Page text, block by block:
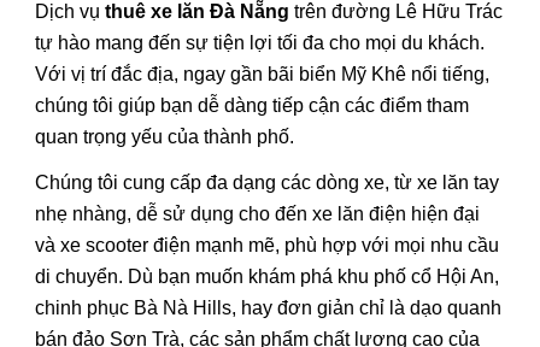
Dịch vụthuê xe lăn Đà Nẵng trên đường Lê Hữu Trác
tự hào mang đến sự tiện lợi tối đa cho mọi du khách.
Với vị trí đắc địa, ngay gần bãi biển Mỹ Khê nổi tiếng,
chúng tôi giúp bạn dễ dàng tiếp cận các điểm tham
quan trọng yếu của thành phố.
Chúng tôi cung cấp đa dạng các dòng xe, từ xe lăn tay
nhẹ nhàng, dễ sử dụng cho đến xe lăn điện hiện đại
và xe scooter điện mạnh mẽ, phù hợp với mọi nhu cầu
di chuyển. Dù bạn muốn khám phá khu phố cổ Hội An,
chinh phục Bà Nà Hills, hay đơn giản chỉ là dạo quanh
bán đảo Sơn Trà, các sản phẩm chất lượng cao của